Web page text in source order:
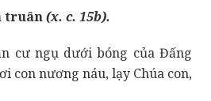
truân(x. c. 15b).
cư ngụ dưới bóng của Đấng
con nương náu, lạy Chúa con,